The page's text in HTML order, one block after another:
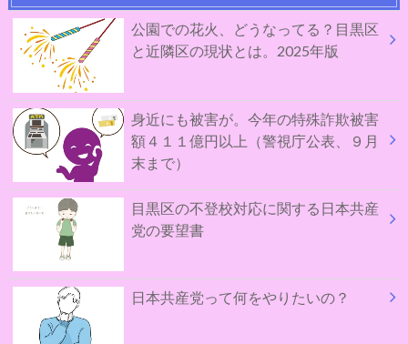
公園での花火、どうなってる？目黒区
と近隣区の現状とは。2025年版
身近にも被害が。今年の特殊詐欺被害
額４１１億円以上（警視庁公表、９月
末まで）
目黒区の不登校対応に関する日本共産
党の要望書
日本共産党って何をやりたいの？